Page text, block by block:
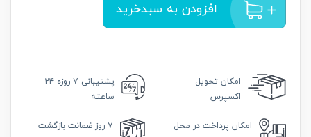
افزودن به سبدخرید
امکان تحویل
اکسپرس
پشتیبانی
۷ روزه ۲۴
ساعته
امکان پرداخت در محل ۷ روز ضمانت بازگشت